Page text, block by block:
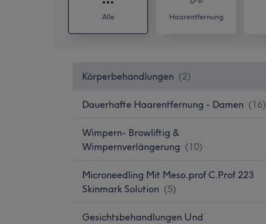
Alle Haarentfernung
Körperbehandlungen (2)
Dauerhafte Haarentfernung - Damen (16)
Wimpern- Browliftig &
Wimpernverlängerung (10)
Microneedling Mit Meso.prof C.Prof 223
Skinmark Solution (5)
Gesichtsbehandlungen Und